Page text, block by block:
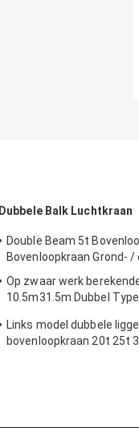
Dubbele Balk Luchtkraan
Double Beam 5t
Bovenloopkraan Grond-
Op zwaar werk
10.5m31.5m Dubbel
Links model dubbele
bovenloopkraan 20t 25t